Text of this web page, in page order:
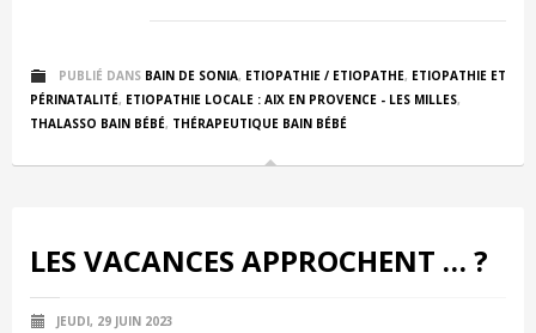
PUBLIÉ DANS BAIN DE SONIA, ETIOPATHIE / ETIOPATHE, ETIOPATHIE ET
PÉRINATALITÉ, ETIOPATHIE LOCALE : AIX EN PROVENCE - LES MILLES,
THALASSO BAIN BÉBÉ, THÉRAPEUTIQUE BAIN BÉBÉ
LES VACANCES APPROCHENT … ?
JEUDI, 29 JUIN 2023